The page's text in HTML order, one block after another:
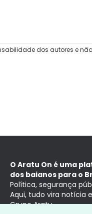
dos autores e
O Aratu On é uma
dos baianos para o
Política, segurança
Aqui, tudo vira notícia
Grupo Aratu